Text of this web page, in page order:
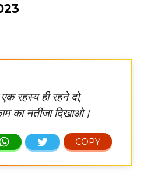
रहस्य ही रहने दो,
का नतीजा दिखाओ।